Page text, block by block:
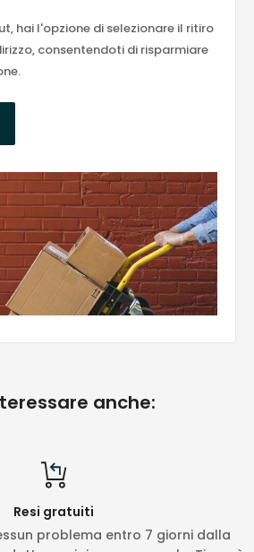
hai l'opzione di selezionare il ritiro
consentendoti di risparmiare
anche:
Resi gratuiti
problema entro 7 giorni dalla